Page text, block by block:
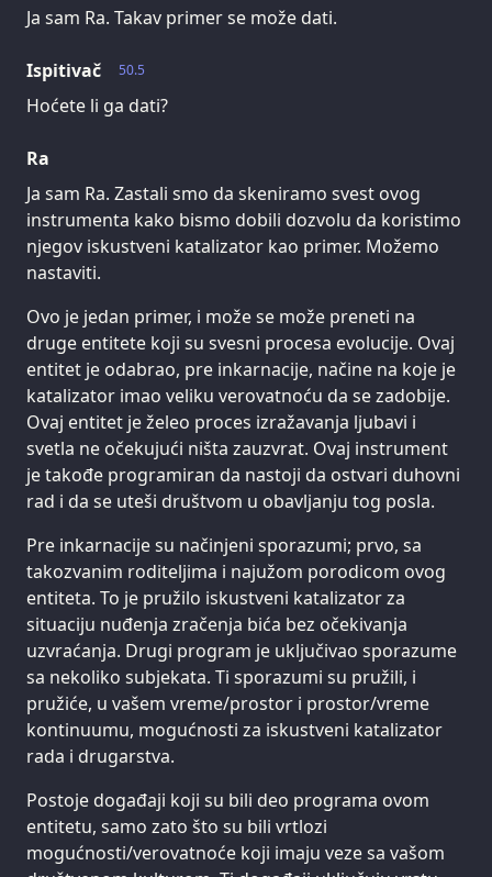
Ja sam Ra. Takav primer se može dati.
50.5
Ispitivač
Hoćete li ga dati?
Ra
Ja sam Ra. Zastali smo da skeniramo svest ovog
instrumenta kako bismo dobili dozvolu da koristimo
njegov iskustveni katalizator kao primer. Možemo
nastaviti.
Ovo je jedan primer, i može se može preneti na
druge entitete koji su svesni procesa evolucije. Ovaj
entitet je odabrao, pre inkarnacije, načine na koje je
katalizator imao veliku verovatnoću da se zadobije.
Ovaj entitet je želeo proces izražavanja ljubavi i
svetla ne očekujući ništa zauzvrat. Ovaj instrument
je takođe programiran da nastoji da ostvari duhovni
rad i da se uteši društvom u obavljanju tog posla.
Pre inkarnacije su načinjeni sporazumi; prvo, sa
takozvanim roditeljima i najužom porodicom ovog
entiteta. To je pružilo iskustveni katalizator za
situaciju nuđenja zračenja bića bez očekivanja
uzvraćanja. Drugi program je uključivao sporazume
sa nekoliko subjekata. Ti sporazumi su pružili, i
pružiće, u vašem vreme/prostor i prostor/vreme
kontinuumu, mogućnosti za iskustveni katalizator
rada i drugarstva.
Postoje događaji koji su bili deo programa ovom
entitetu, samo zato što su bili vrtlozi
mogućnosti/verovatnoće koji imaju veze sa vašom